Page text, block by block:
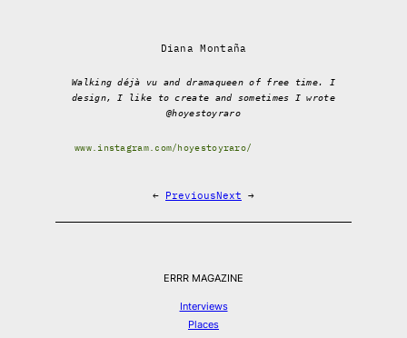
Diana Montaña
Walking déjà vu and dramaqueen of free time. I
design, I like to create and sometimes I wrote
@hoyestoyraro
www.instagram.com/hoyestoyraro/
← PreviousNext →
ERRR MAGAZINE
Interviews
Places